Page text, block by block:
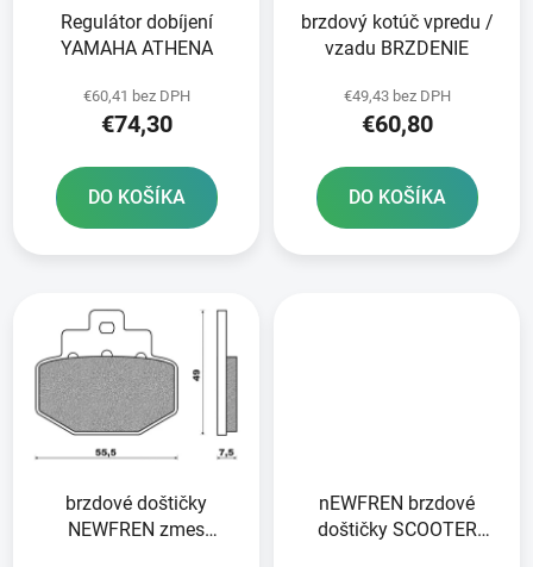
Regulátor dobíjení
YAMAHA ATHENA
€60,41 bez DPH
€74,30
DO KOŠÍKA
brzdový kotúč vpredu /
vzadu BRZDENIE
€49,43 bez DPH
€60,80
DO KOŠÍKA
brzdové doštičky
NEWFREN zmes
nEWFREN brzdové
doštičky SCOOTER